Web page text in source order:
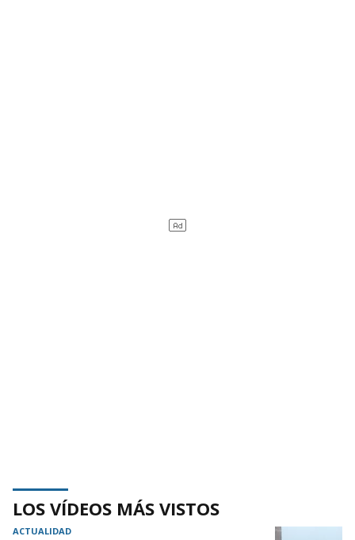
LOS VÍDEOS MÁS VISTOS
ACTUALIDAD